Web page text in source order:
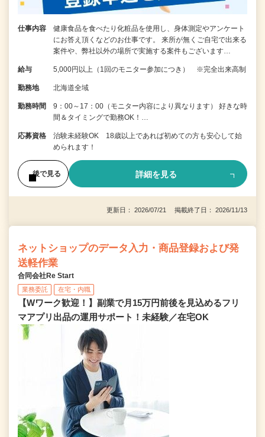
仕事内容
健康食品を食べたり化粧品を使用し、身体測定やアンケート
にお答え頂くなどのお仕事です。 来所が無くご自宅で出来る
案件や、弊社以外の場所で実施する案件もございます…
給与 5,000円以上（1回のモニター参加につき） ※完全出来高制
勤務地 北海道全域
勤務時間
9：00～17：00（モニター内容により異なります） 好きな時
間＆タイミングで勤務OK！…
応募資格
治験未経験OK 18歳以上であれば初めての方も安心して始
められます！
後で見る 詳細を見る
更新日： 2026/07/21 掲載終了日： 2026/11/13
ネットショップのデータ入力・商品登録および発
送軽作業
合同会社Re Start
業務委託 在宅・内職
【Wワーク歓迎！】副業で月15万円前後を見込めるフリ
マアプリ出品の運用サポート！未経験／在宅OK